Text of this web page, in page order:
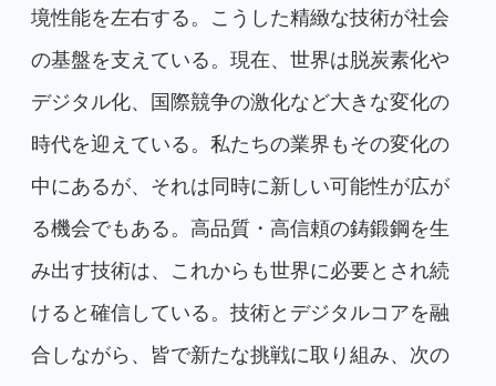
境性能を左右する。こうした精緻な技術が社会
の基盤を支えている。現在、世界は脱炭素化や
デジタル化、国際競争の激化など大きな変化の
時代を迎えている。私たちの業界もその変化の
中にあるが、それは同時に新しい可能性が広が
る機会でもある。高品質・高信頼の鋳鍛鋼を生
み出す技術は、これからも世界に必要とされ続
けると確信している。技術とデジタルコアを融
合しながら、皆で新たな挑戦に取り組み、次の